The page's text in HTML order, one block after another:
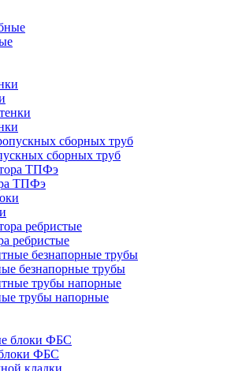
сборных труб
ТПФэ
ребристые
безнапорные трубы
трубы напорные
ФБС